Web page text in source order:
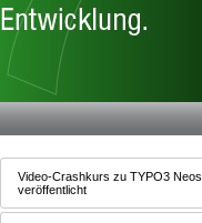
Video-Crashkurs zu TYPO3 Neos
veröffentlicht